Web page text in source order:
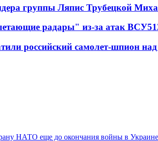
группы Ляпис Трубецкой
радары" из-за атак ВСУ
российский самолет-шпион